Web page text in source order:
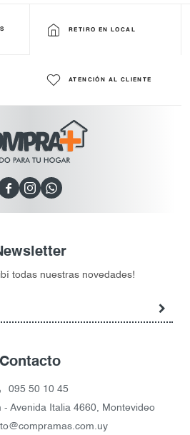
RETIRO EN LOCAL
ATENCIÓN AL CLIENTE
  
Contacto
095 50 10 45
- Avenida Italia 4660, Montevideo
todas nuestras novedades!